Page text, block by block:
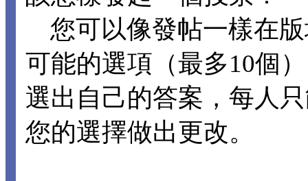
您可以像發帖一樣在
可能的選項（最多10個
選出自己的答案，每人
您的選擇做出更改。